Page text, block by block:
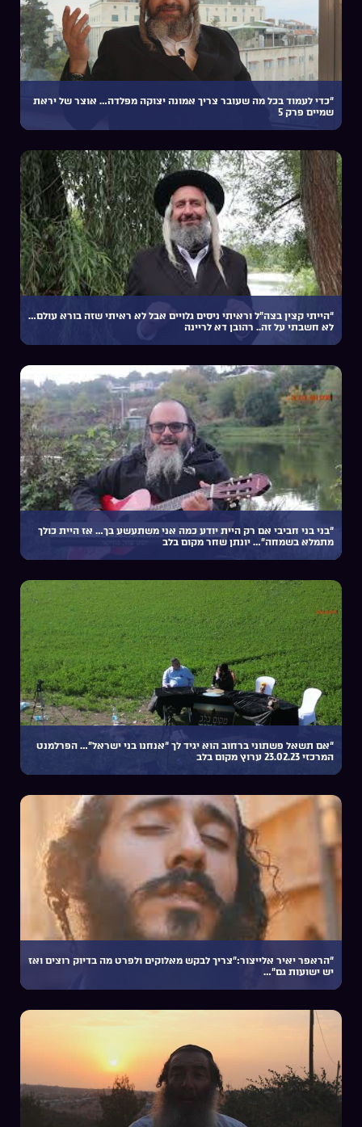
“כדי לעמוד בכל מה שעובר צריך אמונה יצוקה מפלדה… אוצר של יראת
שמיים פרק 5
“הייתי קצין בצה”ל וראיתי ניסים גלויים אבל לא ראיתי שזה בורא עולם…
לא חשבתי על זה.. רהובן דא לריינה
“בני בני חביבי אם רק היית יודע כמה אני משתעשע בך… אז היית כולך
מתמלא בשמחה”… יונתן שחר מקום בלב
“אם תשאל פשתוני ברחוב הוא יגיד לך “אנחנו בני ישראל”… הפרלמנט
המרכזי 23.02.23 ערוץ מקום בלב
“הראפר יאיר אלייצור:”צריך לבקש מאלוקים ולפרט מה בדיוק רוצים ואז
יש ישועות גם”…